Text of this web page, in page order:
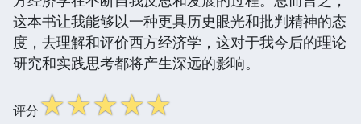
这本书让我能够以一种更具历史眼光和批判精神的态
度，去理解和评价西方经济学，这对于我今后的理论
研究和实践思考都将产生深远的影响。
评分☆☆☆☆☆